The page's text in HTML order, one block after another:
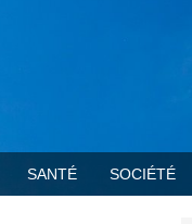
SANTÉ SOCIÉTÉ